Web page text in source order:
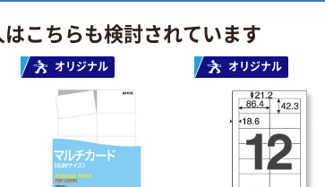
こちらも検討されています
オリジナル オリジナル